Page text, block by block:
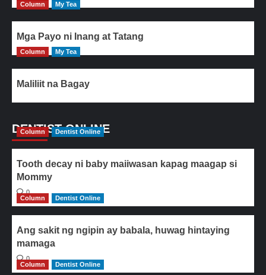
Column My Tea
Mga Payo ni Inang at Tatang
Column My Tea
Maliliit na Bagay
DENTIST ONLINE
Column Dentist Online
Tooth decay ni baby maiiwasan kapag maagap si
Mommy
0
Column
Dentist Online
Ang sakit ng ngipin ay babala, huwag hintaying
mamaga
0
Column
Dentist Online